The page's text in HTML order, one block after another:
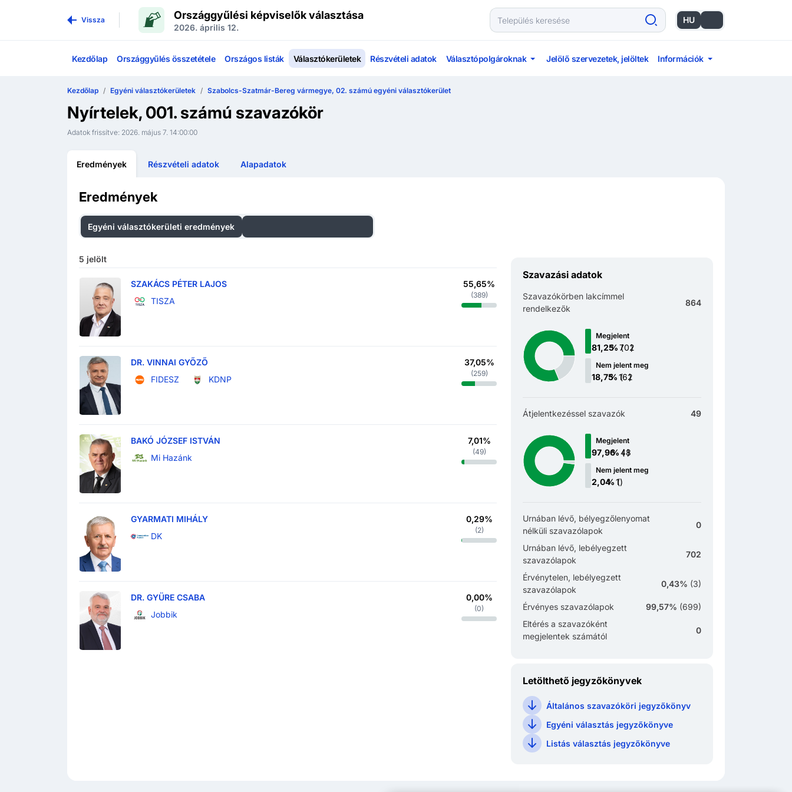
Vissza Országgyűlési képviselők választása
2026. április 12.
HU
Kezdőlap Országgyűlés összetétele Országos listák Választókerületek Részvételi adatok Választópolgároknak Jelölő szervezetek, jelöltek Információk
Kezdőlap Egyéni választókerületek Szabolcs-Szatmár-Bereg vármegye, 02. számú egyéni választókerület
Nyírtelek, 001. számú szavazókör
Adatok frissítve: 2026. május 7. 14:00:00
Eredmények Részvételi adatok Alapadatok
Eredmények
Egyéni választókerületi eredmények
5 jelölt
SZAKÁCS PÉTER LAJOS
TISZA
55,65%
(389)
DR. VINNAI GYŐZŐ
FIDESZ
KDNP
37,05%
(259)
BAKÓ JÓZSEF ISTVÁN
Mi Hazánk
7,01%
(49)
GYARMATI MIHÁLY
DK
0,29%
(2)
DR. GYÜRE CSABA
Jobbik
0,00%
(0)
Szavazási adatok
Szavazókörben lakcímmel
rendelkezők
864
Megjelent
( )
Nem jelent meg
( )
Átjelentkezéssel szavazók 49
Megjelent
( )
Nem jelent meg
()
Urnában lévő, bélyegzőlenyomat
nélküli szavazólapok
0
Urnában lévő, lebélyegzett
szavazólapok
702
Érvénytelen, lebélyegzett
szavazólapok
0,43% (3)
Érvényes szavazólapok 99,57% (699)
Eltérés a szavazóként
megjelentek számától
0
Letölthető jegyzőkönyvek
Általános szavazóköri jegyzőkönyv
Egyéni választás jegyzőkönyve
Listás választás jegyzőkönyve